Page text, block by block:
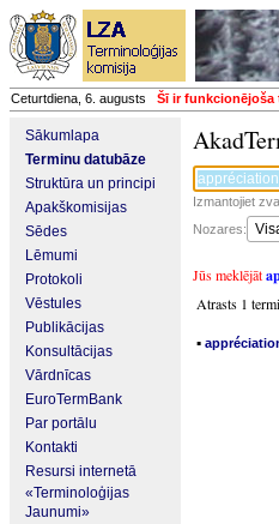
Ceturtdiena, 6. augusts Šī ir funkcionējoša
Sākumlapa
Terminu datubāze
Struktūra un principi
Apakškomisijas
Sēdes
Lēmumi
Protokoli
Vēstules
Publikācijas
Konsultācijas
Vārdnīcas
EuroTermBank
Par portālu
Kontakti
Resursi internetā
«Terminoloģijas
Jaunumi»
Izmantojiet
Nozares:
Jūs meklējāt
Atrasts 1
▪